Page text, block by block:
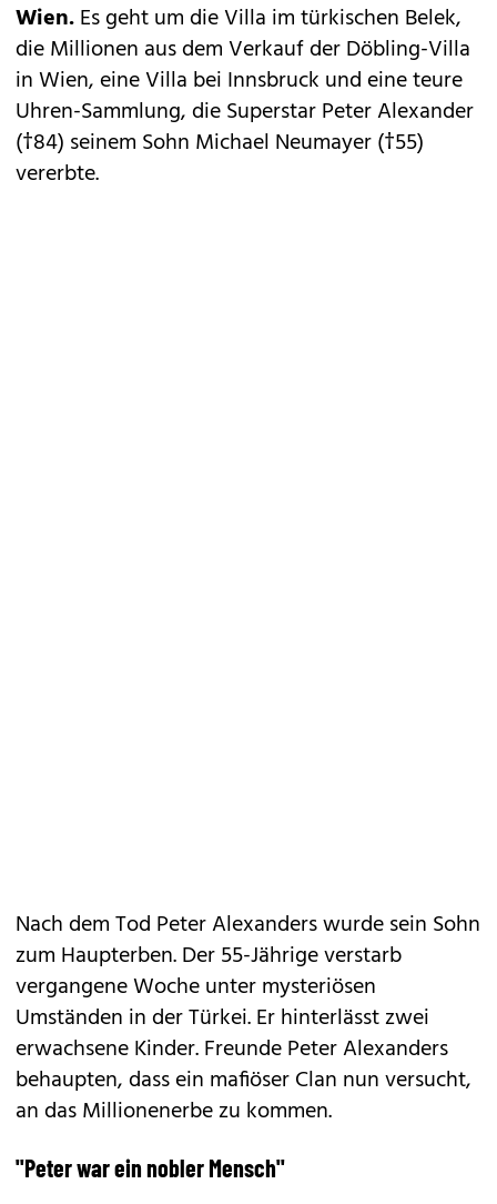
Wien.Es geht um die Villa im türkischen Belek,
die Millionen aus dem Verkauf der Döbling-Villa
in Wien, eine Villa bei Innsbruck und eine teure
Uhren-Sammlung, die Superstar Peter Alexander
(†84) seinem Sohn Michael Neumayer (†55)
vererbte.
Nach dem Tod Peter Alexanders wurde sein Sohn
zum Haupterben. Der 55-Jährige verstarb
vergangene Woche unter mysteriösen
Umständen in der Türkei. Er hinterlässt zwei
erwachsene Kinder. Freunde Peter Alexanders
behaupten, dass ein mafiöser Clan nun versucht,
an das Millionenerbe zu kommen.
"Peter war ein nobler Mensch"